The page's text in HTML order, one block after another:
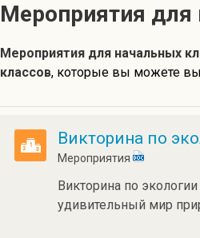
Мероприятия для
Мероприятия для начальных
классов, которые вы можете
Викторина по
Мероприятия
Викторина по
удивительный мир